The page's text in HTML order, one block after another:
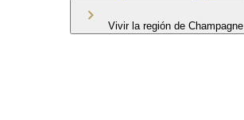
Vivir la región de Champagne